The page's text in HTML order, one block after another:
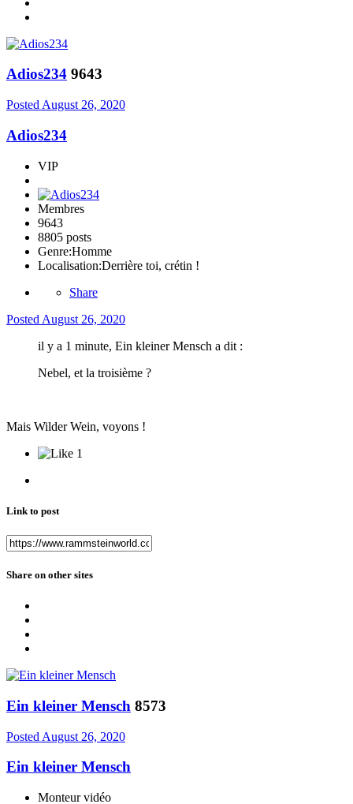
Adios234 9643
Posted August 26, 2020
Adios234
VIP
Membres
9643
8805 posts
Genre:Homme
Localisation:Derrière toi, crétin !
Share
Posted August 26, 2020
il y a 1 minute, Ein kleiner Mensch a dit :
Nebel, et la troisième ?
Mais Wilder Wein, voyons !
1
Link to post
Share on other sites
Ein kleiner Mensch 8573
Posted August 26, 2020
Ein kleiner Mensch
Monteur vidéo